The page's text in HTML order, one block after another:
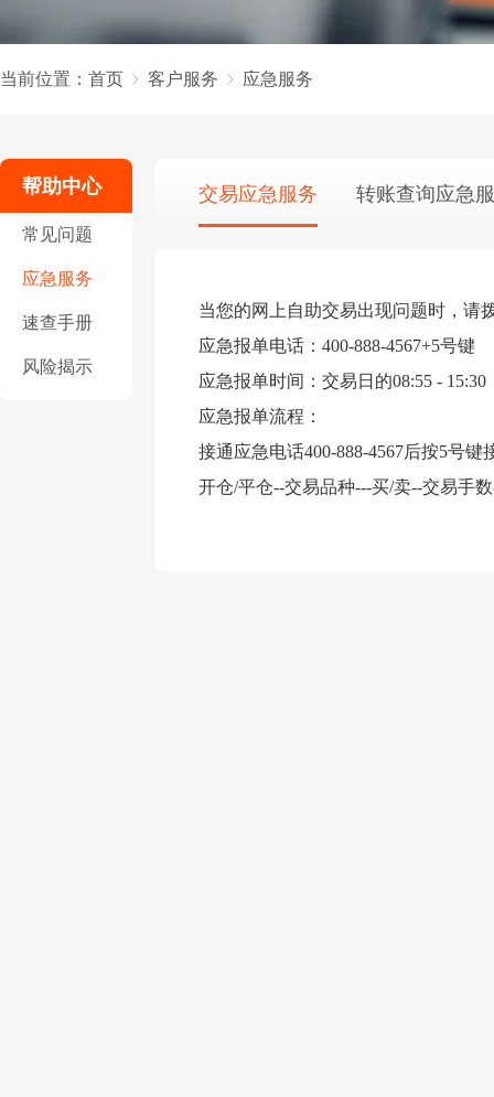
当前位置： 首页 客户服务 应急服务
帮助中心
常见问题
应急服务
速查手册
风险揭示
交易应急服务 转账查询应急
当您的网上自助交易出现问题时，请
应急报单电话：400-888-4567+5号键
应急报单时间：交易日的08:55 - 15:30
应急报单流程：
接通应急电话400-888-4567后按5号
开仓/平仓--交易品种---买/卖--交易手